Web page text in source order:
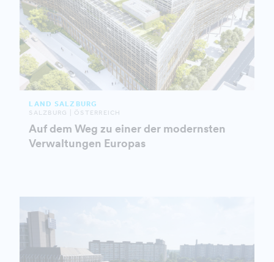
LAND SALZBURG
SALZBURG | ÖSTERREICH
Auf dem Weg zu einer der modernsten
Verwaltungen Europas